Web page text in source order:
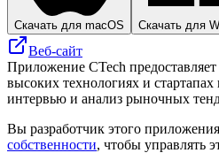
Скачать для macOS
Веб-сайт
Приложение CTech
высоких технологиях и
интервью и анализ рыночных
Вы разработчик этого
собственности, чтобы управлять